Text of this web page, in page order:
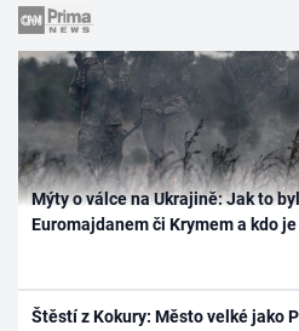
Mýty o válce na Ukrajině: Jak to
Euromajdanem či Krymem a kdo
Štěstí z Kokury: Město velké jako